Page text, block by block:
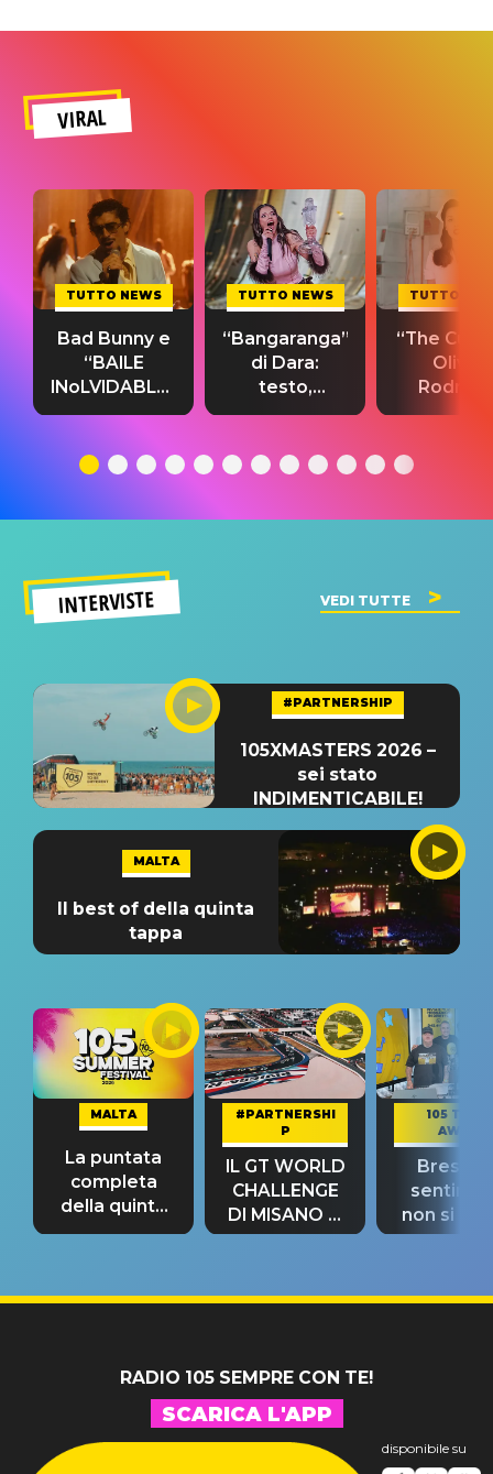
VIRAL
TUTTO NEWS
Bad Bunny e
“BAILE
INoLVIDABLE”:
testo,
significato
TUTTO NEWS
“Bangaranga”
di Dara:
testo,
traduzione e
del singolo
TUTTO
“The
Olivia
testo,
INTERVISTE VEDI TUTTE
#PARTNERSHIP
105XMASTERS 2026 –
sei stato
INDIMENTICABILE!
MALTA
Il best of della quinta
tappa
MALTA
La puntata
completa
della quinta
tappa
#PARTNERSHI
P
IL GT WORLD
CHALLENGE
DI MISANO si
riconferma
105 TAKE
AWAY
Bresh:
non si
fino alla
RADIO 105 SEMPRE CON TE!
SCARICA L'APP
disponibile su